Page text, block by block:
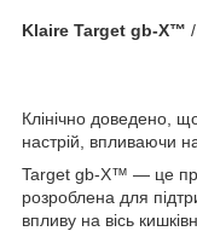
Klaire Target gb-X™
Клінічно доведено,
настрій, впливаючи
Target gb-X™ — це
розроблена для
впливу на вісь